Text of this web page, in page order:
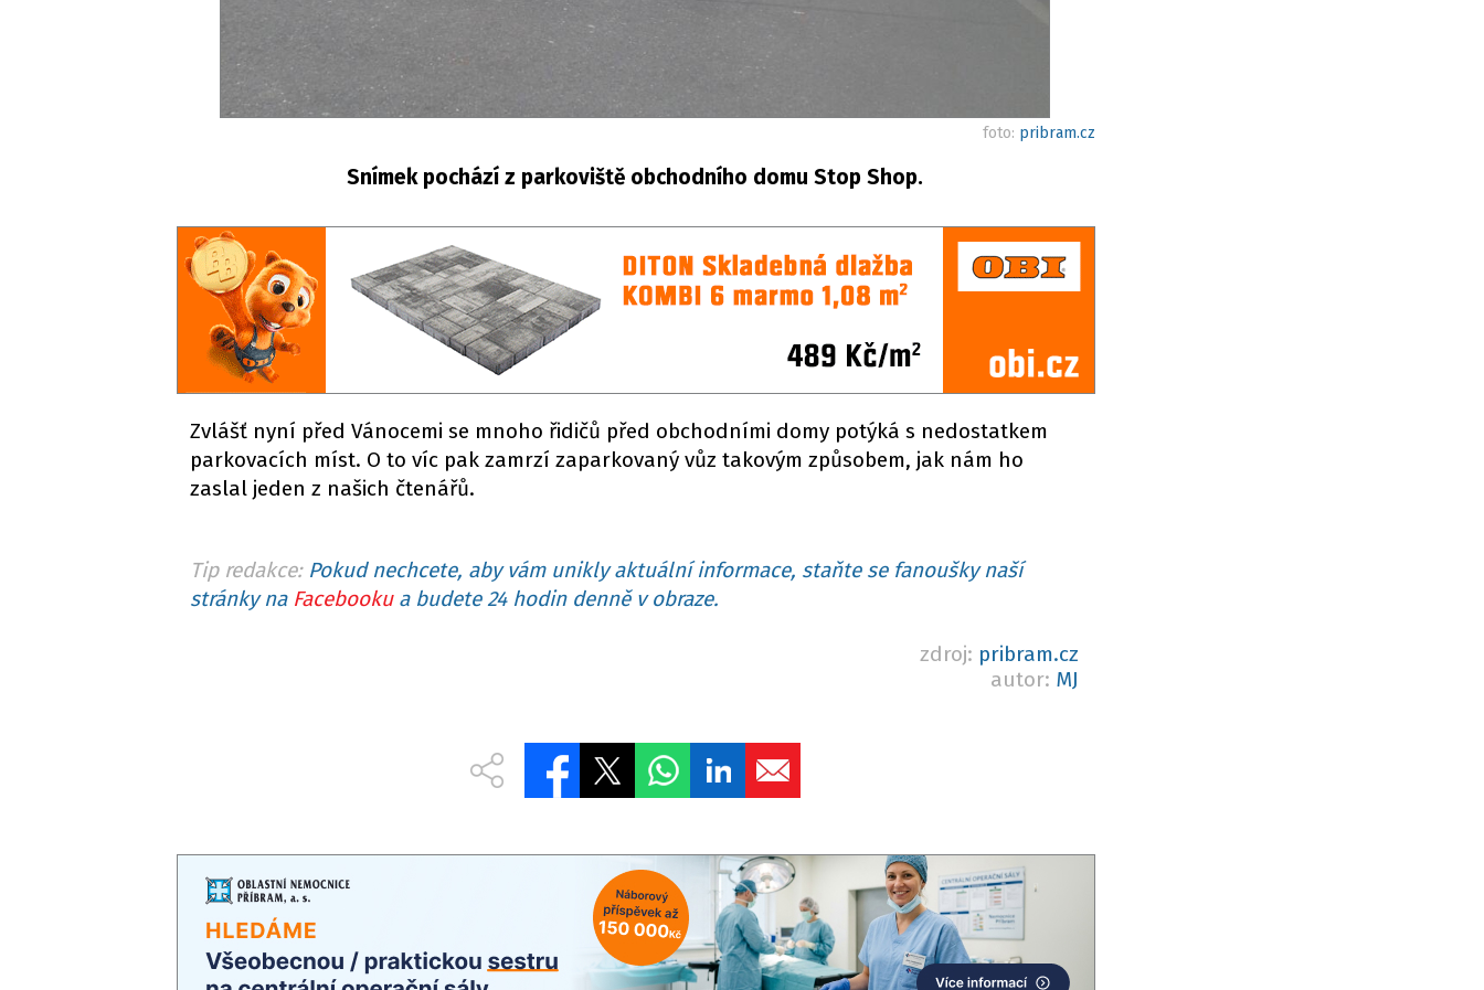
foto: pribram.cz
Snímek pochází z parkoviště obchodního domu Stop Shop.
Zvlášť nyní před Vánocemi se mnoho řidičů před obchodními domy potýká s nedostatkem
parkovacích míst. O to víc pak zamrzí zaparkovaný vůz takovým způsobem, jak nám ho
zaslal jeden z našich čtenářů.
Tip redakce: Pokud nechcete, aby vám unikly aktuální informace, staňte se fanoušky naší
stránky na Facebookua budete 24 hodin denně v obraze.
zdroj: pribram.cz
autor: MJ